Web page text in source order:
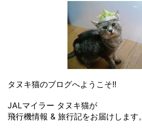
タヌキ猫のブログへようこそ!!
JALマイラー タヌキ猫が
飛行機情報 & 旅行記をお届けします。